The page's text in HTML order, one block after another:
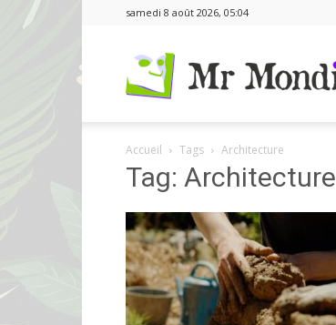
samedi 8 août 2026, 05:04
Accueil Tags Architecture
Tag: Architecture